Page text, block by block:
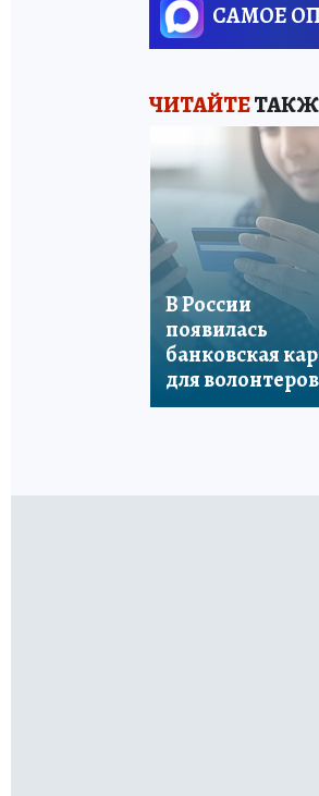
САМОЕ
ЧИТАЙТЕ
В России
появилась
банковская
для волонтеров